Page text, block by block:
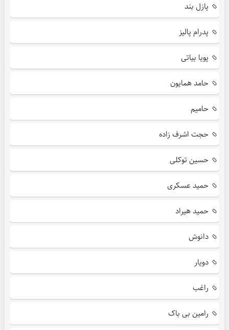
پازل بند
پدرام پالیز
پویا بیاتی
حامد همایون
حامیم
حجت اشرف زاده
حسین توکلی
حمید عسکری
حمید هیراد
دانوش
دویار
راغب
رامین بی باک